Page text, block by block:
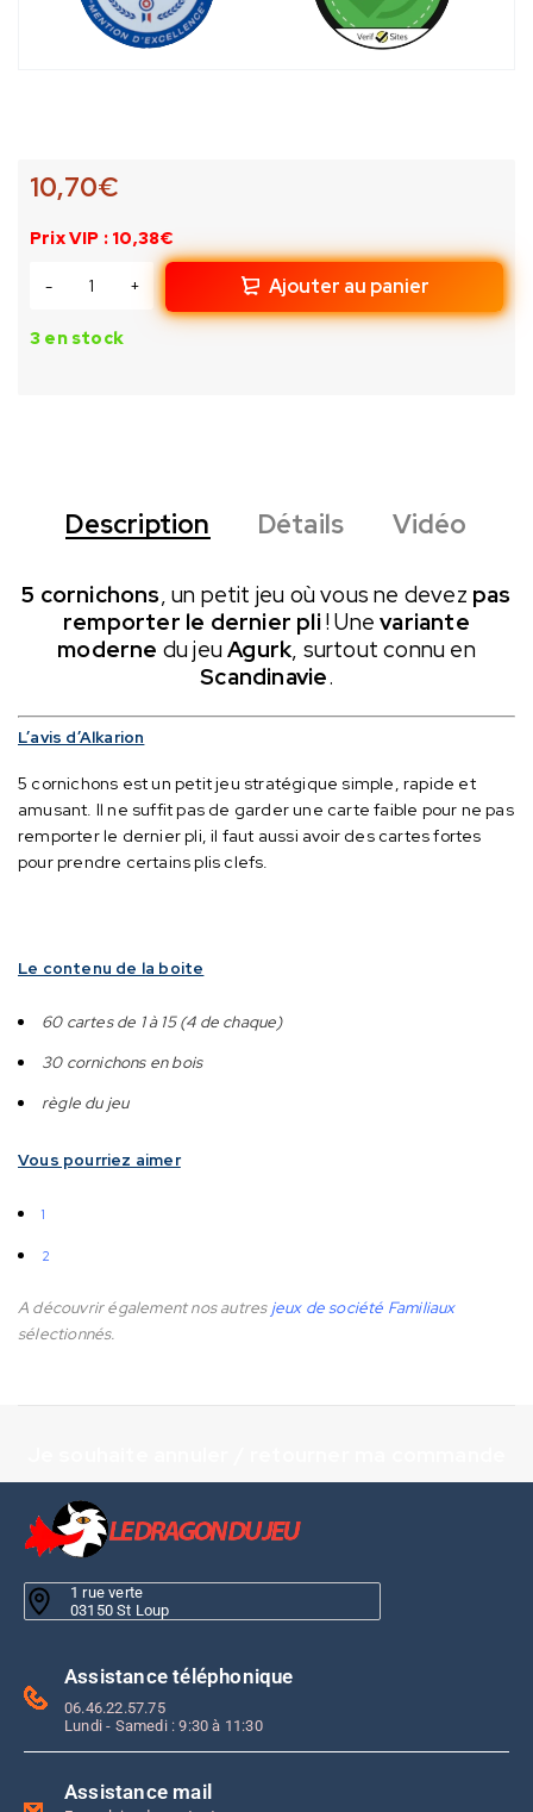
10,70€
Prix VIP : 10,38€
Ajouter au panier
3 en stock
Description Détails Vidéo
5 cornichons, un petit jeu où vous ne devez pas
remporter le dernier pli! Unevariante
moderne du jeuAgurk, surtout connu en
Scandinavie.
L’avis d’Alkarion
5 cornichons est un petit jeu stratégique simple, rapide et
amusant. Il ne suffit pas de garder une carte faible pour ne pas
remporter le dernier pli, il faut aussi avoir des cartes fortes
pour prendre certains plis clefs.
Le contenu de la boite
60 cartes de 1 à 15 (4 de chaque)
30 cornichons en bois
règle du jeu
Vous pourriez aimer
1
2
A découvrir également nos autresjeux de société Familiaux
sélectionnés.
1 rue verte
03150 St Loup
Assistance téléphonique
06.46.22.57.75
Lundi - Samedi : 9:30 à 11:30
Assistance mail